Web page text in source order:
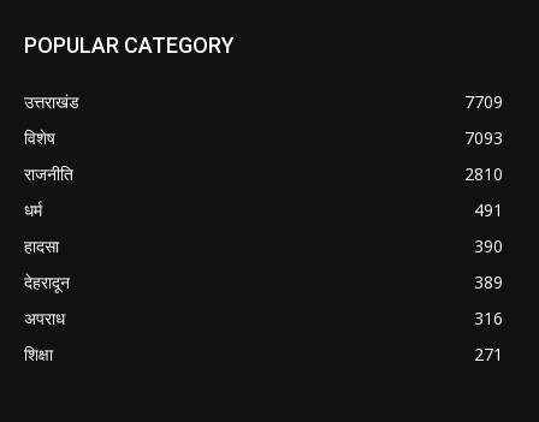
POPULAR CATEGORY
उत्तराखंड
7709
विशेष
7093
राजनीति
2810
धर्म
491
हादसा
390
देहरादून
389
अपराध
316
शिक्षा
271